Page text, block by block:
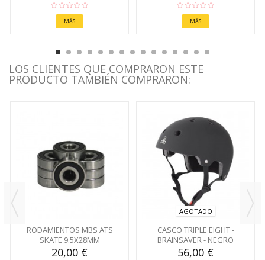
MÁS MÁS
LOS CLIENTES QUE COMPRARON ESTE
PRODUCTO TAMBIÉN COMPRARON:
RODAMIENTOS MBS ATS
SKATE 9.5X28MM
20,00 €
AGOTADO
CASCO TRIPLE EIGHT -
BRAINSAVER - NEGRO
56,00 €